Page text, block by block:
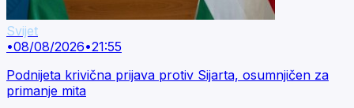
Svijet
•08/08/2026•21:55
Podnijeta krivična prijava protiv Sijarta, osumnjičen za
primanje mita